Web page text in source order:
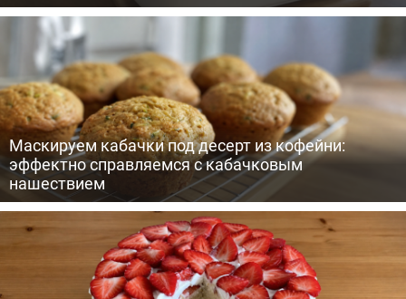
Маскируем кабачки под десерт из кофейни:
эффектно справляемся с кабачковым
нашествием